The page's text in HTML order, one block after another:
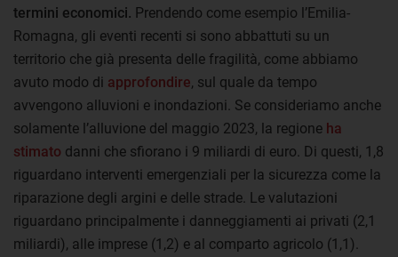
termini economici. Prendendo come esempio l’Emilia-
Romagna, gli eventi recenti si sono abbattuti su un
territorio che già presenta delle fragilità, come abbiamo
avuto modo di approfondire, sul quale da tempo
avvengono alluvioni e inondazioni. Se consideriamo anche
solamente l’alluvione del maggio 2023, la regione ha
stimato danni che sfiorano i 9 miliardi di euro. Di questi, 1,8
riguardano interventi emergenziali per la sicurezza come la
riparazione degli argini e delle strade. Le valutazioni
riguardano principalmente i danneggiamenti ai privati (2,1
miliardi), alle imprese (1,2) e al comparto agricolo (1,1).